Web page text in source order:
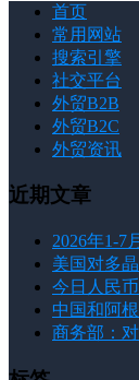
首页
常用网站
搜索引擎
社交平台
外贸B2B
外贸B2C
外贸资讯
近期文章
2026年1-7
美国对多
今日人民
中国和阿
商务部：